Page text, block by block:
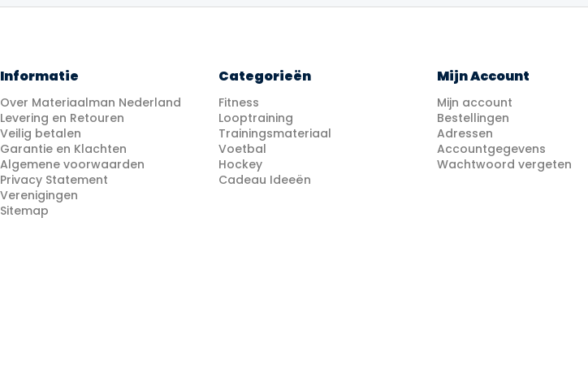
Informatie
Over Materiaalman Nederland
Levering en Retouren
Veilig betalen
Garantie en Klachten
Algemene voorwaarden
Privacy Statement
Verenigingen
Sitemap
Categorieën
Fitness
Looptraining
Trainingsmateriaal
Voetbal
Hockey
Cadeau Ideeën
Mijn Account
Mijn account
Bestellingen
Adressen
Accountgegevens
Wachtwoord vergeten